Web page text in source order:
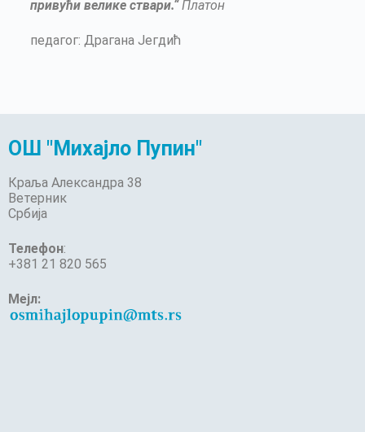
привући велике ствари.“Платон
педагог: Драгана Јегдић
ОШ "Михајло Пупин"
Краља Александра 38
Ветерник
Србија
Телефон:
+381 21 820 565
Мејл: